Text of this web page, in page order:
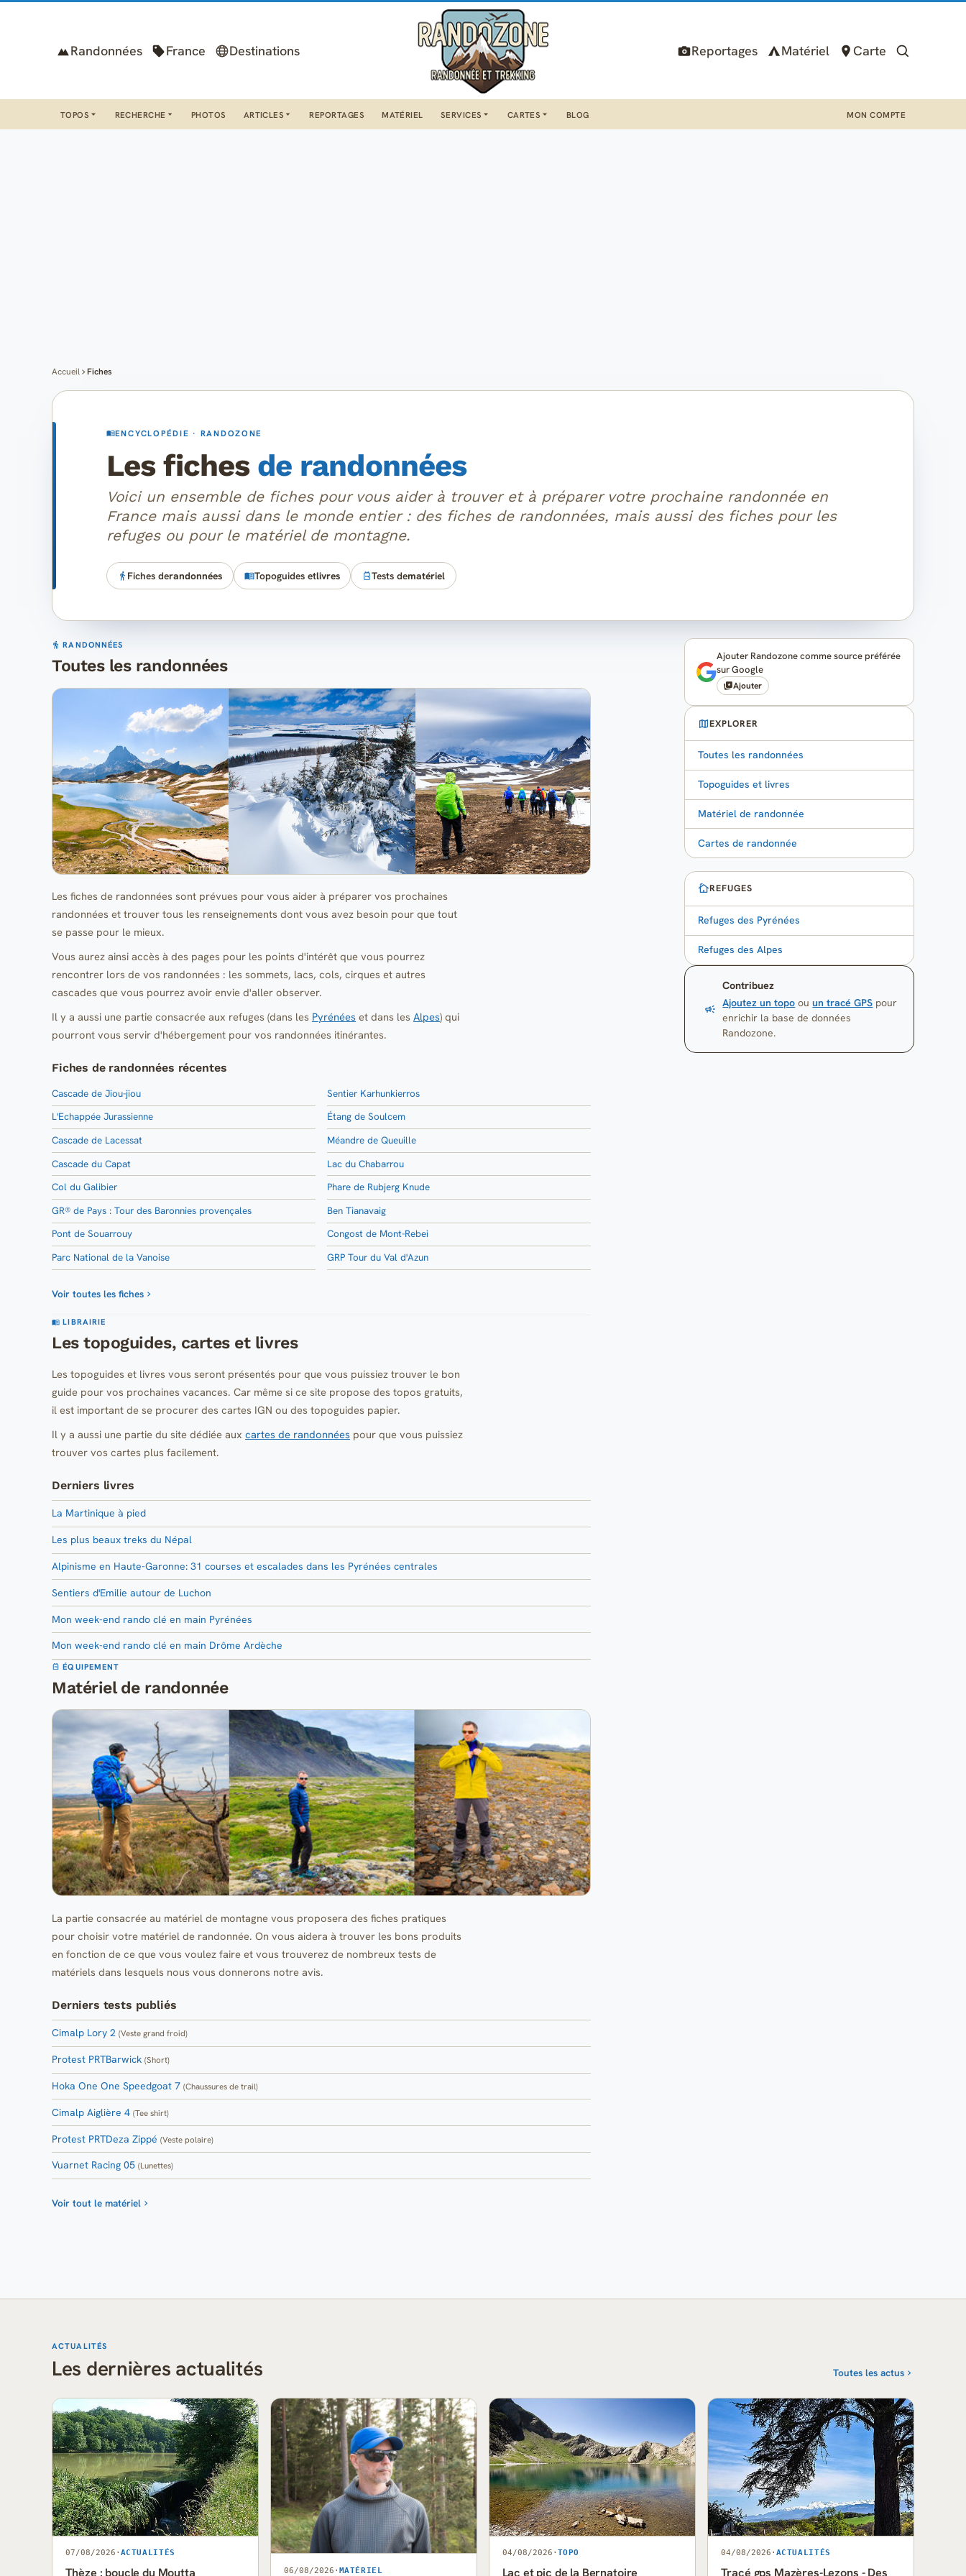
Randonnées France Destinations Reportages Matériel Carte
TOPOS RECHERCHE PHOTOS ARTICLES REPORTAGES MATÉRIEL SERVICES CARTES BLOG MON COMPTE
Accueil Fiches
ENCYCLOPÉDIE · RANDOZONE
Les fiches de randonnées
Voici un ensemble de fiches pour vous aider à trouver et à préparer votre prochaine randonnée en
France mais aussi dans le monde entier : des fiches de randonnées, mais aussi des fiches pour les
refuges ou pour le matériel de montagne.
Fiches derandonnées Topoguides etlivres Tests dematériel
RANDONNÉES
Toutes les randonnées
Les fiches de randonnées sont prévues pour vous aider à préparer vos prochaines
randonnées et trouver tous les renseignements dont vous avez besoin pour que tout
se passe pour le mieux.
Vous aurez ainsi accès à des pages pour les points d'intérêt que vous pourrez
rencontrer lors de vos randonnées : les sommets, lacs, cols, cirques et autres
cascades que vous pourrez avoir envie d'aller observer.
Il y a aussi une partie consacrée aux refuges (dans les Pyrénées et dans les Alpes) qui
pourront vous servir d'hébergement pour vos randonnées itinérantes.
Fiches de randonnées récentes
Cascade de Jiou-jiou
Sentier Karhunkierros
L'Echappée Jurassienne
Étang de Soulcem
Cascade de Lacessat
Méandre de Queuille
Cascade du Capat
Lac du Chabarrou
Col du Galibier
Phare de Rubjerg Knude
GR® de Pays : Tour des Baronnies provençales
Ben Tianavaig
Pont de Souarrouy
Congost de Mont-Rebei
Parc National de la Vanoise
GRP Tour du Val d'Azun
Voir toutes les fiches
LIBRAIRIE
Les topoguides, cartes et livres
Les topoguides et livres vous seront présentés pour que vous puissiez trouver le bon
guide pour vos prochaines vacances. Car même si ce site propose des topos gratuits,
il est important de se procurer des cartes IGN ou des topoguides papier.
Il y a aussi une partie du site dédiée aux cartes de randonnées pour que vous puissiez
trouver vos cartes plus facilement.
Derniers livres
La Martinique à pied
Les plus beaux treks du Népal
Alpinisme en Haute-Garonne: 31 courses et escalades dans les Pyrénées centrales
Sentiers d'Emilie autour de Luchon
Mon week-end rando clé en main Pyrénées
Mon week-end rando clé en main Drôme Ardèche
ÉQUIPEMENT
Matériel de randonnée
La partie consacrée au matériel de montagne vous proposera des fiches pratiques
pour choisir votre matériel de randonnée. On vous aidera à trouver les bons produits
en fonction de ce que vous voulez faire et vous trouverez de nombreux tests de
matériels dans lesquels nous vous donnerons notre avis.
Derniers tests publiés
Cimalp Lory 2 (Veste grand froid)
Protest PRTBarwick (Short)
Hoka One One Speedgoat 7 (Chaussures de trail)
Cimalp Aiglière 4 (Tee shirt)
Protest PRTDeza Zippé (Veste polaire)
Vuarnet Racing 05 (Lunettes)
Voir tout le matériel
Ajouter Randozone comme source préférée
sur Google
Ajouter
EXPLORER
Toutes les randonnées
Topoguides et livres
Matériel de randonnée
Cartes de randonnée
REFUGES
Refuges des Pyrénées
Refuges des Alpes
Contribuez
Ajoutez un topo ouun tracé GPS pour
enrichir la base de données
Randozone.
ACTUALITÉS
Les dernières actualités Toutes les actus
07/08/2026 · ACTUALITÉS
Thèze : boucle du Moutta 06/08/2026 · MATÉRIEL
04/08/2026 · TOPO
Lac et pic de la Bernatoire
04/08/2026 · ACTUALITÉS
Tracé gps Mazères-Lezons - Des